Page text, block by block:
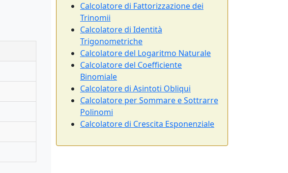
Calcolatore di Fattorizzazione dei
Trinomii
Calcolatore di Identità
Trigonometriche
Calcolatore del Logaritmo Naturale
Calcolatore del Coefficiente
Binomiale
Calcolatore di Asintoti Obliqui
Calcolatore per Sommare e Sottrarre
Polinomi
Calcolatore di Crescita Esponenziale